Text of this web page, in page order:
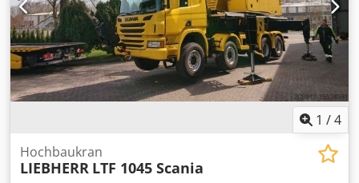
1 /4
Hochbaukran
LIEBHERR LTF 1045 Scania